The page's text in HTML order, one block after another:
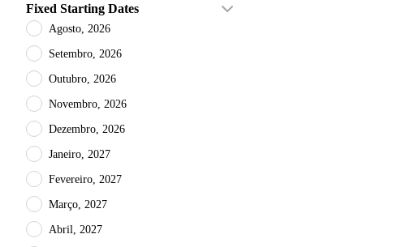
Fixed Starting Dates
Agosto, 2026
Setembro, 2026
Outubro, 2026
Novembro, 2026
Dezembro, 2026
Janeiro, 2027
Fevereiro, 2027
Março, 2027
Abril, 2027